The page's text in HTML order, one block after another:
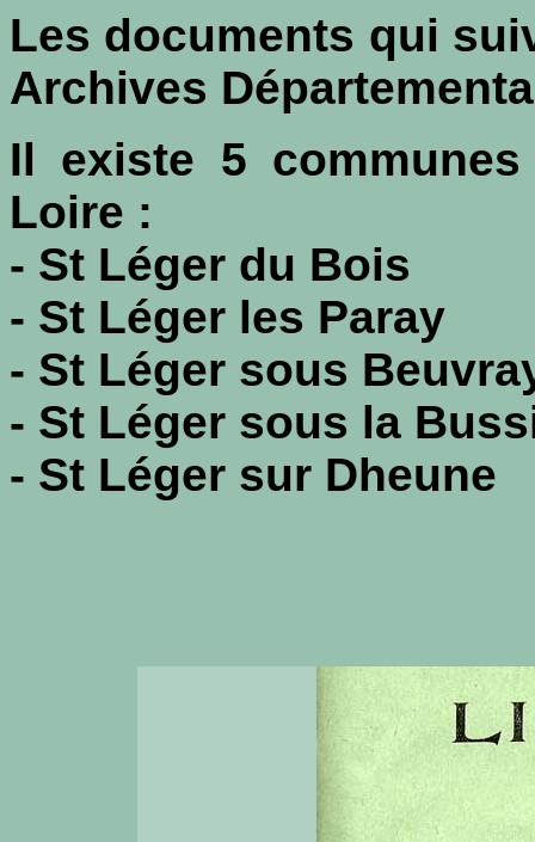
Les documents qui
Archives
Il existe 5
Loire :
- St Léger du Bois
- St Léger les Paray
- St Léger sous
- St Léger sous la
- St Léger sur Dheune